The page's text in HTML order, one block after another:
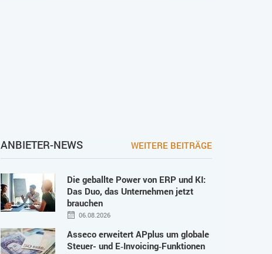
ANBIETER-NEWS WEITERE BEITRÄGE
Die geballte Power von ERP und KI:
Das Duo, das Unternehmen jetzt
brauchen
06.08.2026
Asseco erweitert APplus um globale
Steuer- und E‑Invoicing‑Funktionen